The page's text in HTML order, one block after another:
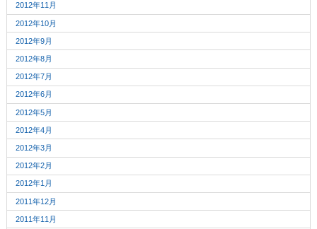
2012年11月
2012年10月
2012年9月
2012年8月
2012年7月
2012年6月
2012年5月
2012年4月
2012年3月
2012年2月
2012年1月
2011年12月
2011年11月